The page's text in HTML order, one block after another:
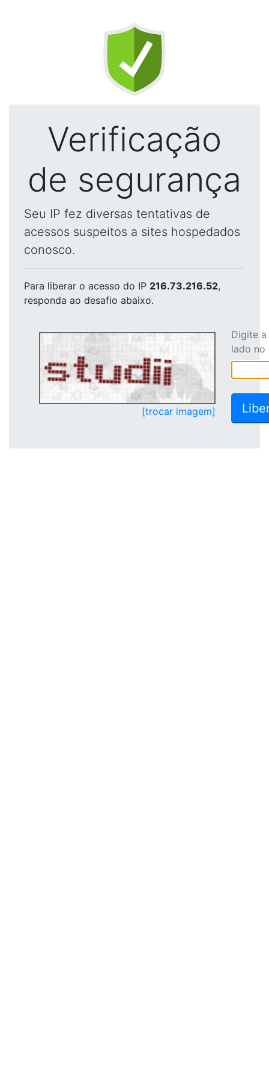
Verificação
de segurança
Seu IP fez diversas tentativas de
acessos suspeitos a sites hospedados
conosco.
Para liberar o acesso do IP 216.73.216.52,
responda ao desafio abaixo.
[trocar imagem]
Digite
lado no